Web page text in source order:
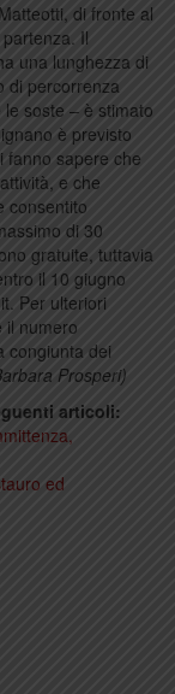
di fronte al
Il
una lunghezza di
di percorrenza
soste – è stimato
è previsto
fanno sapere che
e che
consentito
di 30
gratuite, tuttavia
il 10 giugno
Per ulteriori
il numero
congiunta dei
Prosperi)
articoli:
ed